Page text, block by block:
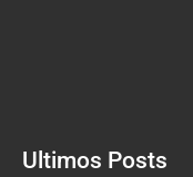
Ultimos Posts